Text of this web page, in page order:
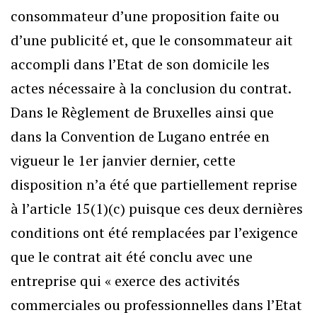
consommateur d’une proposition faite ou
d’une publicité et, que le consommateur ait
accompli dans l’Etat de son domicile les
actes nécessaire à la conclusion du contrat.
Dans le Règlement de Bruxelles ainsi que
dans la Convention de Lugano entrée en
vigueur le 1er janvier dernier, cette
disposition n’a été que partiellement reprise
à l’article 15(1)(c) puisque ces deux dernières
conditions ont été remplacées par l’exigence
que le contrat ait été conclu avec une
entreprise qui « exerce des activités
commerciales ou professionnelles dans l’Etat